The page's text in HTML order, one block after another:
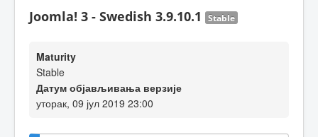
Joomla! 3 - Swedish 3.9.10.1 Stable
Maturity
Stable
Датум објављивања верзије
уторак, 09 јул 2019 23:00